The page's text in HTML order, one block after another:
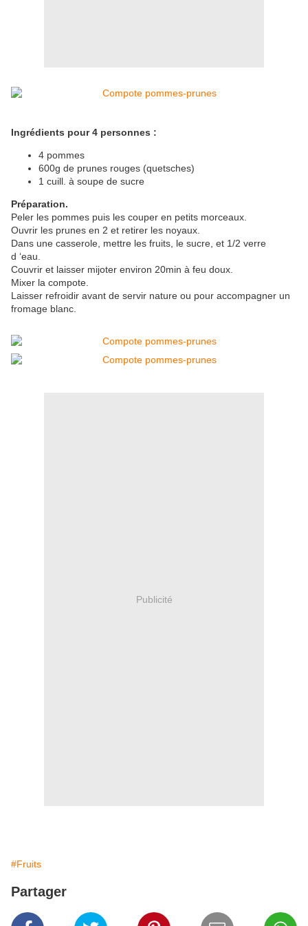
Ingrédients pour 4 personnes :
4 pommes
600g de prunes rouges (quetsches)
1 cuill. à soupe de sucre
Préparation.
Peler les pommes puis les couper en petits morceaux.
Ouvrir les prunes en 2 et retirer les noyaux.
Dans une casserole, mettre les fruits, le sucre, et 1/2 verre
d ‘eau.
Couvrir et laisser mijoter environ 20min à feu doux.
Mixer la compote.
Laisser refroidir avant de servir nature ou pour accompagner un
fromage blanc.
Publicité
#Fruits
Partager